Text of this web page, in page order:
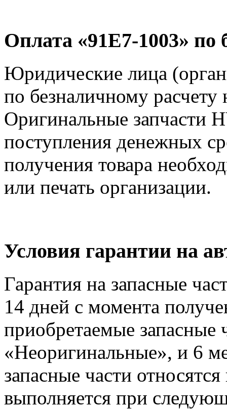
Оплата «91E7-1003» по
Юридические лица
по безналичному расчету
Оригинальные запчасти
поступления денежных
получения товара
или печать организации.
Условия гарантии на
Гарантия на запасные
14 дней с момента
приобретаемые запасные
«Неоригинальные», и 6
запасные части
выполняется при